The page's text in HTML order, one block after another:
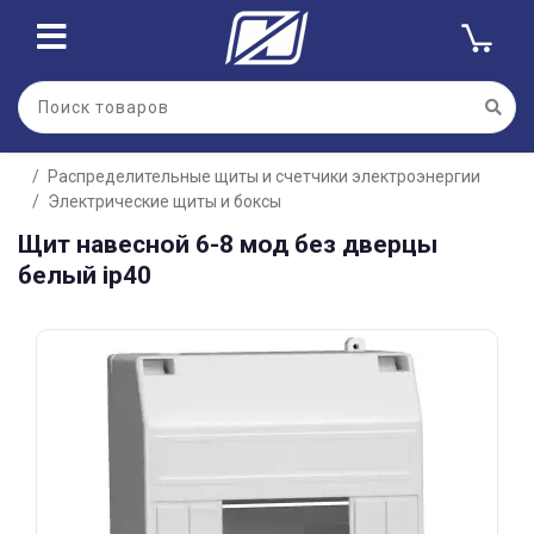
Распределительные щиты и счетчики электроэнергии
Электрические щиты и боксы
Щит навесной 6-8 мод без дверцы
белый ip40
Для клиентов всех банков
Разбейте
оплатуна части
без переплат
График платежей